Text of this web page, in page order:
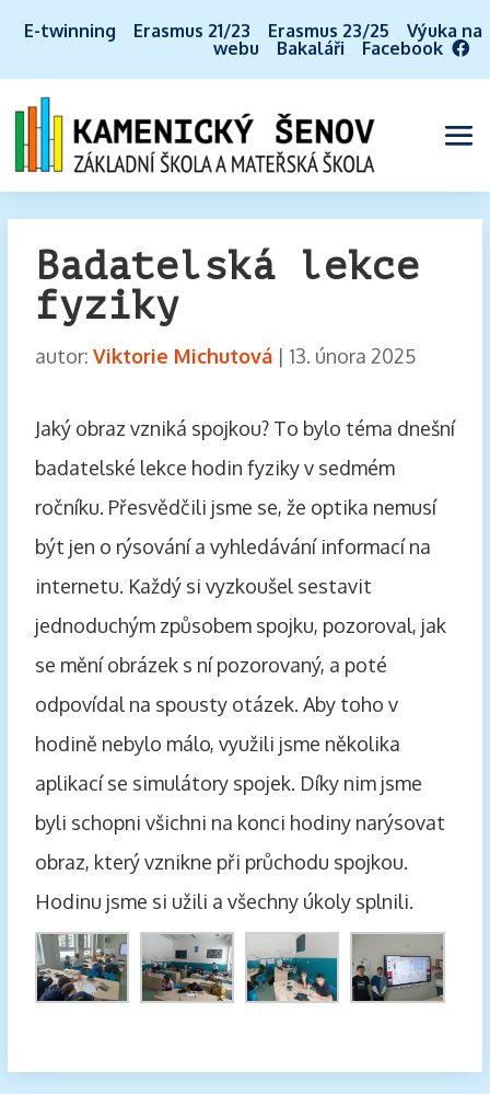
E-twinning Erasmus 21/23 Erasmus 23/25
Výuka na
webu
Bakaláři Facebook
Badatelská lekce
fyziky
autor: Viktorie Michutová| 13. února 2025
Jaký obraz vzniká spojkou? To bylo téma dnešní
badatelské lekce hodin fyziky v sedmém
ročníku. Přesvědčili jsme se, že optika nemusí
být jen o rýsování a vyhledávání informací na
internetu. Každý si vyzkoušel sestavit
jednoduchým způsobem spojku, pozoroval, jak
se mění obrázek s ní pozorovaný, a poté
odpovídal na spousty otázek. Aby toho v
hodině nebylo málo, využili jsme několika
aplikací se simulátory spojek. Díky nim jsme
byli schopni všichni na konci hodiny narýsovat
obraz, který vznikne při průchodu spojkou.
Hodinu jsme si užili a všechny úkoly splnili.